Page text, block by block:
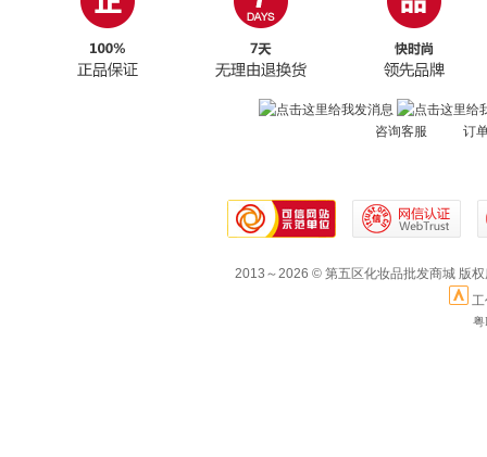
咨询客服 订
2013～2026 © 第五区化妆品批发商城 版
粤